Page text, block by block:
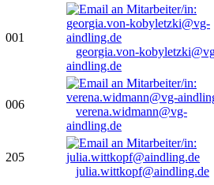
001
georgia.von-
aindling.de
006
verena.widmann@vg-
aindling.de
205
julia.wittkopf@aindling.de